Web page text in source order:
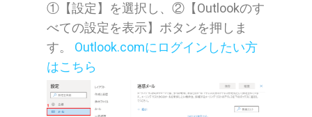
①【設定】を選択し、②【Outlookのす
べての設定を表示】ボタンを押しま
す。 Outlook.comにログインしたい方
はこちら